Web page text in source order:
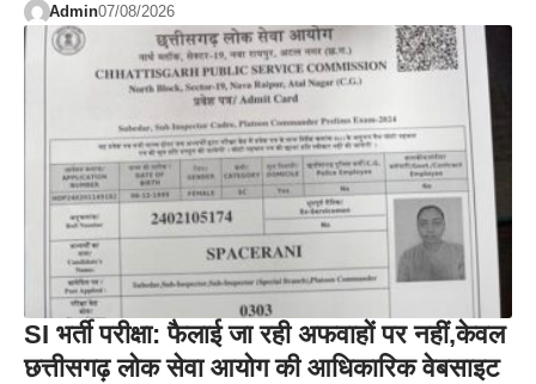
Admin07/08/2026
SI भर्ती परीक्षा: फैलाई जा रही अफवाहों पर नहीं,केवल
छत्तीसगढ़ लोक सेवा आयोग की आधिकारिक वेबसाइट